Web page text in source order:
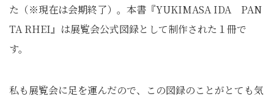
た（※現在は会期終了）。本書『YUKIMASA IDA PAN
TA RHEI』は展覧会公式図録として制作された１冊で
す。
私も展覧会に足を運んだので、この図録のことがとても気